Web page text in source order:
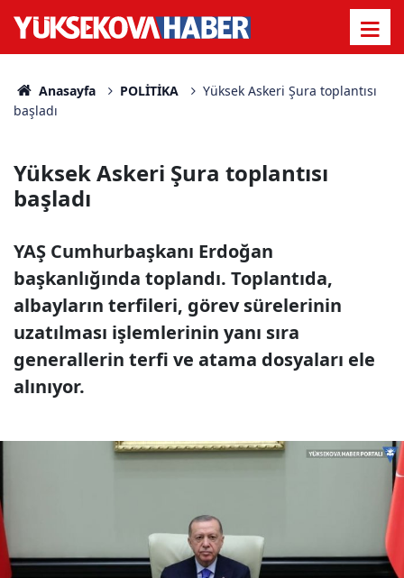
Anasayfa POLİTİKA
Yüksek Askeri Şura toplantısı
başladı
Yüksek Askeri Şura toplantısı
başladı
YAŞ Cumhurbaşkanı Erdoğan
başkanlığında toplandı. Toplantıda,
albayların terfileri, görev sürelerinin
uzatılması işlemlerinin yanı sıra
generallerin terfi ve atama dosyaları ele
alınıyor.